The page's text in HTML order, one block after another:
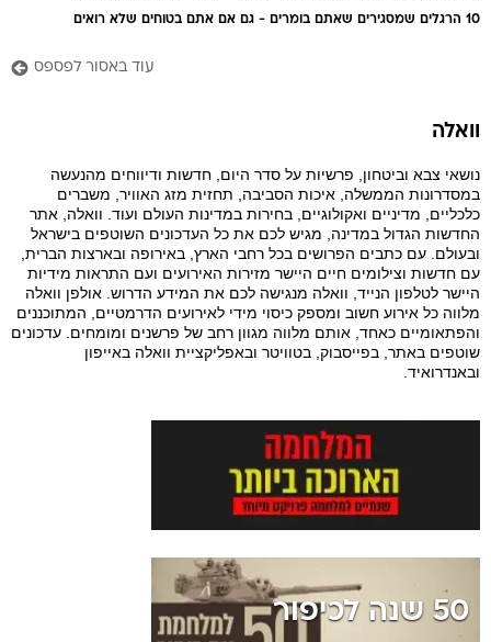
10 הרגלים שמסגירים שאתם בומרים - גם אם אתם בטוחים שלא רואים
עוד באסור לפספס
וואלה
נושאי צבא וביטחון, פרשיות על סדר היום, חדשות ודיווחים מהנעשה
במסדרונות הממשלה, איכות הסביבה, תחזית מזג האוויר, משברים
כלכליים, מדיניים ואקולוגיים, בחירות במדינות העולם ועוד. וואלה, אתר
החדשות הגדול במדינה, מגיש לכם את כל העדכונים השוטפים בישראל
ובעולם. עם כתבים הפרושים בכל רחבי הארץ, באירופה ובארצות הברית,
עם חדשות וצילומים חיים היישר מזירות האירועים ועם התראות מידיות
היישר לטלפון הנייד, וואלה מנגישה לכם את המידע הדרוש. אולפן וואלה
מלווה כל אירוע חשוב ומספק כיסוי מידי לאירועים הדרמטיים, המתוכננים
והפתאומיים כאחד, אותם מלווה מגוון רחב של פרשנים ומומחים. עדכונים
שוטפים באתר, בפייסבוק, בטוויטר ובאפליקציית וואלה באייפון
ובאנדרואיד.
50 שנה לכיפור